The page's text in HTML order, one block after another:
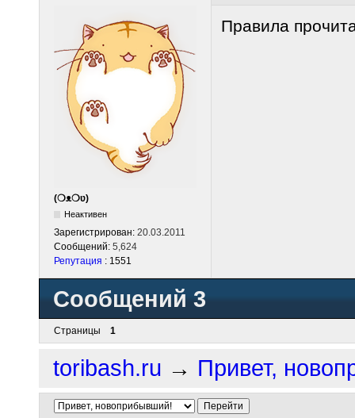
(❍ᴥ❍ʋ)
Неактивен
Зарегистрирован: 20.03.2011
Сообщений: 5,624
Репутация : 1551
Правила
Сообщений 3
Страницы 1
toribash.ru → Привет,